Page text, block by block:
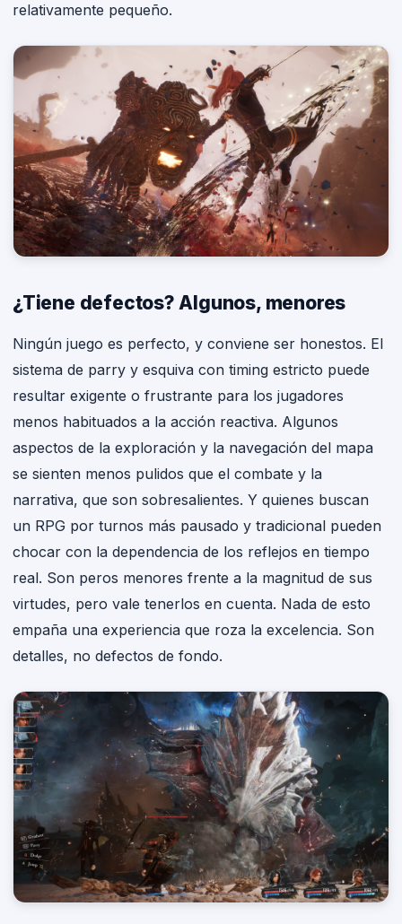
relativamente pequeño.
¿Tiene defectos? Algunos, menores
Ningún juego es perfecto, y conviene ser honestos. El
sistema de parry y esquiva con timing estricto puede
resultar exigente o frustrante para los jugadores
menos habituados a la acción reactiva. Algunos
aspectos de la exploración y la navegación del mapa
se sienten menos pulidos que el combate y la
narrativa, que son sobresalientes. Y quienes buscan
un RPG por turnos más pausado y tradicional pueden
chocar con la dependencia de los reflejos en tiempo
real. Son peros menores frente a la magnitud de sus
virtudes, pero vale tenerlos en cuenta. Nada de esto
empaña una experiencia que roza la excelencia. Son
detalles, no defectos de fondo.